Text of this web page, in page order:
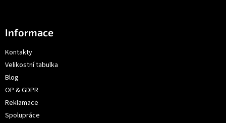
Informace
Kontakty
Velikostní tabulka
Blog
OP & GDPR
Reklamace
Spolupráce